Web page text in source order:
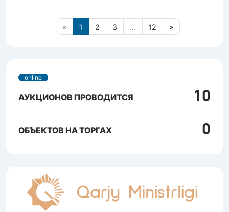
« 1 2 3 ... 12 »
online
АУКЦИОНОВ ПРОВОДИТСЯ 10
ОБЪЕКТОВ НА ТОРГАХ 0